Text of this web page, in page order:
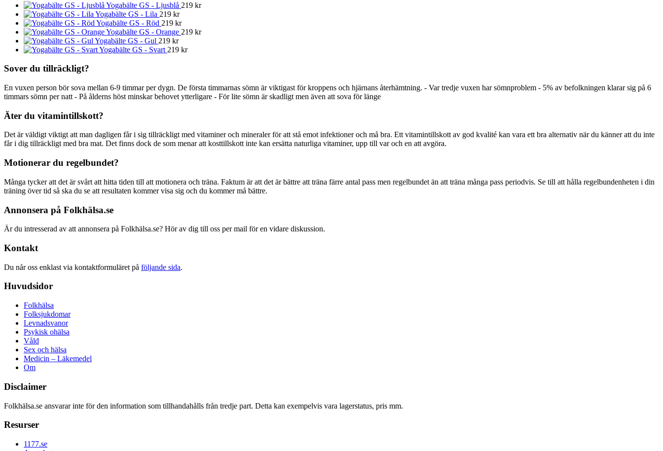
Yogabälte GS - Ljusblå 219 kr
Yogabälte GS - Lila 219 kr
Yogabälte GS - Röd 219 kr
Yogabälte GS - Orange 219 kr
Yogabälte GS - Gul 219 kr
Yogabälte GS - Svart 219 kr
Sover du tillräckligt?
En vuxen person bör sova mellan 6-9 timmar per dygn. De första timmarnas sömn är viktigast för kroppens och hjärnans återhämtning. - Var tredje vuxen har sömnproblem - 5% av befolkningen klarar sig på 6
timmars sömn per natt - På ålderns höst minskar behovet ytterligare - För lite sömn är skadligt men även att sova för länge
Äter du vitamintillskott?
Det är väldigt viktigt att man dagligen får i sig tillräckligt med vitaminer och mineraler för att stå emot infektioner och må bra. Ett vitamintillskott av god kvalité kan vara ett bra alternativ när du känner att du inte
får i dig tillräckligt med bra mat. Det finns dock de som menar att kosttillskott inte kan ersätta naturliga vitaminer, upp till var och en att avgöra.
Motionerar du regelbundet?
Många tycker att det är svårt att hitta tiden till att motionera och träna. Faktum är att det är bättre att träna färre antal pass men regelbundet än att träna många pass periodvis. Se till att hålla regelbundenheten i din
träning över tid så ska du se att resultaten kommer visa sig och du kommer må bättre.
Annonsera på Folkhälsa.se
Är du intresserad av att annonsera på Folkhälsa.se? Hör av dig till oss per mail för en vidare diskussion.
Kontakt
Du når oss enklast via kontaktformuläret på följande sida.
Huvudsidor
Folkhälsa
Folksjukdomar
Levnadsvanor
Psykisk ohälsa
Våld
Sex och hälsa
Medicin – Läkemedel
Om
Disclaimer
Folkhälsa.se ansvarar inte för den information som tillhandahålls från tredje part. Detta kan exempelvis vara lagerstatus, pris mm.
Resurser
1177.se